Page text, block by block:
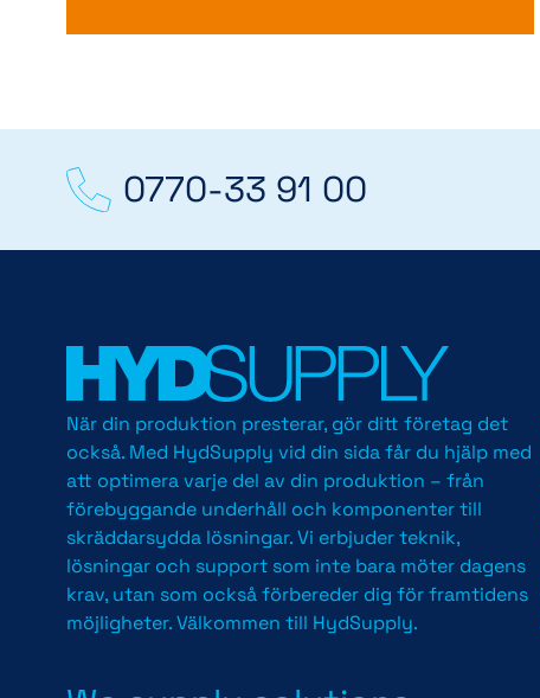
0770-33 91 00
När din produktion presterar, gör ditt företag det
också. Med HydSupply vid din sida får du hjälp med
att optimera varje del av din produktion – från
förebyggande underhåll och komponenter till
skräddarsydda lösningar. Vi erbjuder teknik,
lösningar och support som inte bara möter dagens
krav, utan som också förbereder dig för framtidens
möjligheter. Välkommen till HydSupply.